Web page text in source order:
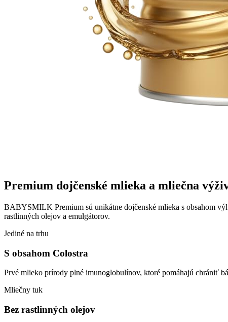
Premium dojčenské mlieka a mliečna
BABYSMILK Premium sú unikátne dojčenské mlieka s obsahom
rastlinných olejov a emulgátorov.
Jediné na trhu
S obsahom Colostra
Prvé mlieko prírody plné imunoglobulínov, ktoré pomáhajú chrániť
Mliečny tuk
Bez rastlinných olejov